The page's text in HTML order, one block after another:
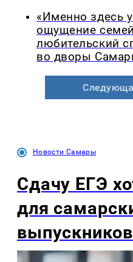
«Именно здесь
ощущение
любительский
во дворы
Новости Самары
Сдачу ЕГЭ
для